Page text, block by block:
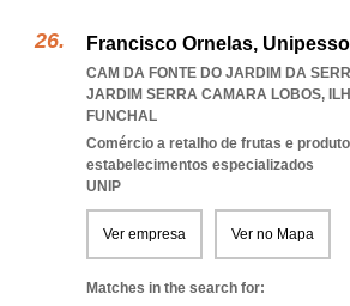
Francisco Ornelas,
CAM DA FONTE DO JARDIM DA
JARDIM SERRA CAMARA LOBOS,
FUNCHAL
Comércio a retalho de frutas e
estabelecimentos especializados
UNIP
Ver empresa Ver no Mapa
Matches in the search for: